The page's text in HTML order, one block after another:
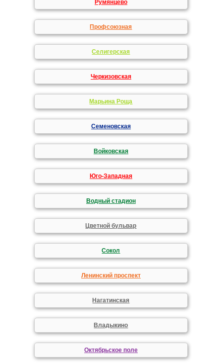
Румянцево
Профсоюзная
Селигерская
Черкизовская
Марьина Роща
Семеновская
Войковская
Юго-Западная
Водный стадион
Цветной бульвар
Сокол
Ленинский проспект
Нагатинская
Владыкино
Октябрьское поле